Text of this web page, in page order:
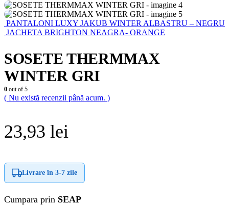
PANTALONI LUXY JAKUB WINTER ALBASTRU – NEGRU
JACHETA BRIGHTON NEAGRA- ORANGE
SOSETE THERMMAX
WINTER GRI
0 out of 5
( Nu există recenzii până acum. )
23,93 lei
Livrare în 3-7 zile
Cumpara prin SEAP